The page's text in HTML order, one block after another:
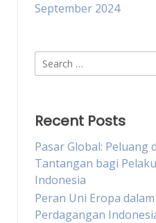
September 2024
Search
for:
Recent Posts
Pasar Global: Peluang
Tantangan bagi
Indonesia
Peran Uni Eropa dalam
Perdagangan